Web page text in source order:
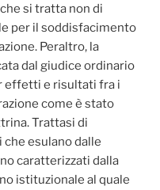
si tratta non di
per il soddisfacimento
Peraltro, la
dal giudice ordinario
effetti e risultati fra i
come è stato
Trattasi di
esulano dalle
caratterizzati dalla
istituzionale al quale